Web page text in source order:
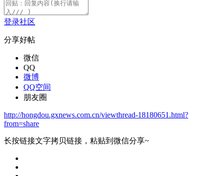
登录社区
分享好帖
微信
QQ
微博
QQ空间
朋友圈
http://hongdou.gxnews.com.cn/viewthread-18180651.html?
from=share
长按链接文字拷贝链接，粘贴到微信分享~